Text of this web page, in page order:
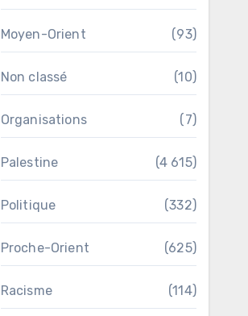
Moyen-Orient (93)
Non classé (10)
Organisations (7)
Palestine (4 615)
Politique (332)
Proche-Orient (625)
Racisme (114)